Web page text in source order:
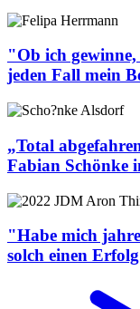
"Ob ich gewinne,
jeden Fall mein
„Total
Fabian Schönke
"Habe mich
solch einen